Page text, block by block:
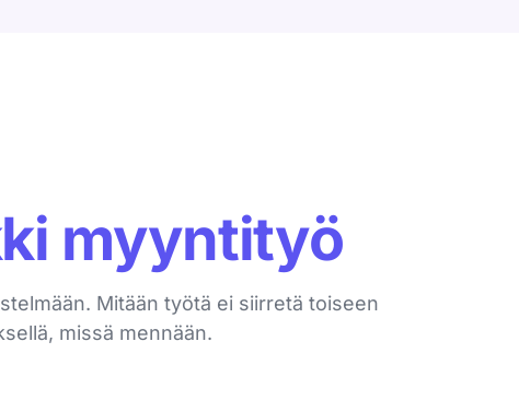
myyntityö
Mitään työtä ei siirretä toiseen
missä mennään.